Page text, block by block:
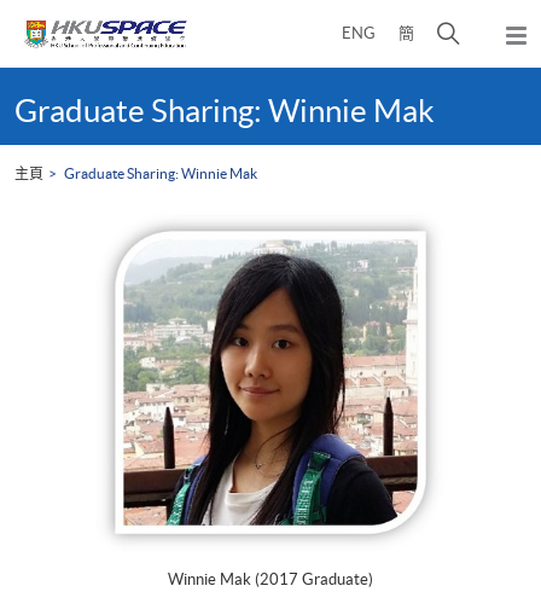
ENG 簡
開
彈
出
單
content
startGraduate Sharing: Winnie Mak
主頁 Graduate Sharing: Winnie Mak
Winnie Mak (2017 Graduate)